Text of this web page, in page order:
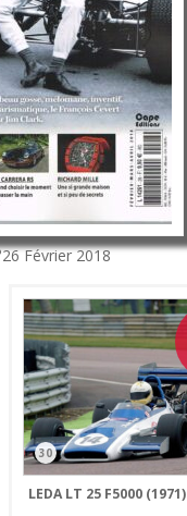
Février 2018
30
LEDA LT 25 F5000 (1971)